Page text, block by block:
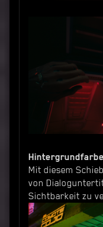
Hintergrundfarbe
Mit diesem
von
Sichtbarkeit zu